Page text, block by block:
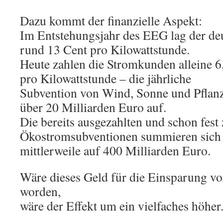
Dazu kommt der finanzielle Aspekt:
Im Entstehungsjahr des EEG lag der
rund 13 Cent pro Kilowattstunde.
Heute zahlen die Stromkunden alleine
pro Kilowattstunde – die jährliche
Subvention von Wind, Sonne und
über 20 Milliarden Euro auf.
Die bereits ausgezahlten und schon fest
Ökostromsubventionen summieren sich
mittlerweile auf 400 Milliarden Euro.
Wäre dieses Geld für die Einsparung
worden,
wäre der Effekt um ein vielfaches höher.